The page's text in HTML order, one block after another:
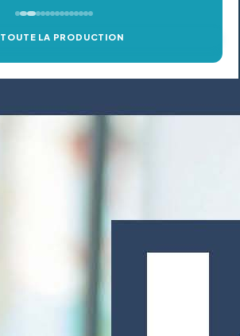
TOUTE LA PRODUCTION